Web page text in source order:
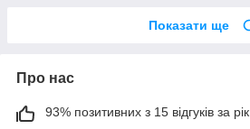
Показати ще
Про нас
93% позитивних з 15 відгуків за рік